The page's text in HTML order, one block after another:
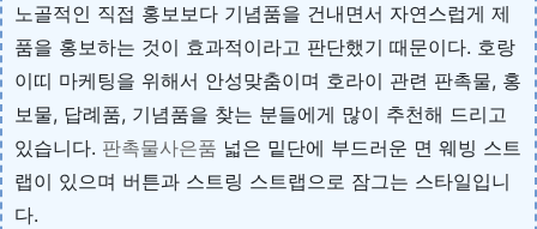
노골적인 직접 홍보보다 기념품을 건내면서 자연스럽게 제
품을 홍보하는 것이 효과적이라고 판단했기 때문이다. 호랑
이띠 마케팅을 위해서 안성맞춤이며 호라이 관련 판촉물, 홍
보물, 답례품, 기념품을 찾는 분들에게 많이 추천해 드리고
있습니다. 판촉물사은품 넓은 밑단에 부드러운 면 웨빙 스트
랩이 있으며 버튼과 스트링 스트랩으로 잠그는 스타일입니
다.